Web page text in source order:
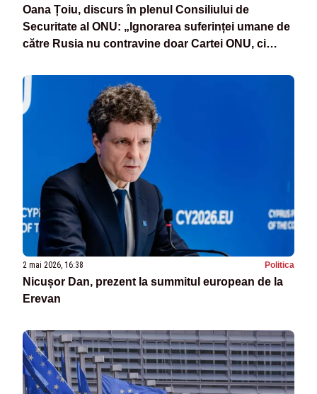
Oana Țoiu, discurs în plenul Consiliului de
Securitate al ONU: „Ignorarea suferinței umane de
către Rusia nu contravine doar Cartei ONU, ci
pace”
2 mai 2026, 16:38 Politica
Nicușor Dan, prezent la summitul european de la
Erevan